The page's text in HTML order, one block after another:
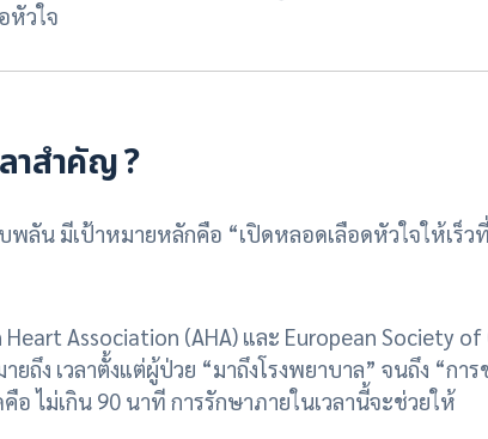
หัวใจ
าสำคัญ ?
น มีเป้าหมายหลักคือ “เปิดหลอดเลือดหัวใจให้เร็ว
Association (AHA) และ European Society
ยถึง เวลาตั้งแต่ผู้ป่วย “มาถึงโรงพยาบาล” จนถึง “ก
อ ไม่เกิน 90 นาที การรักษาภายในเวลานี้จะช่วยให้